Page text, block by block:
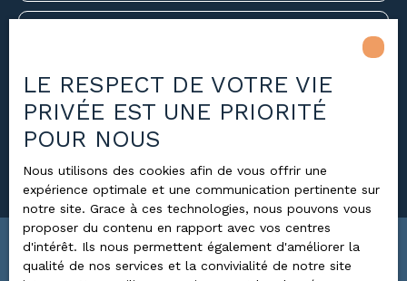
Loyer max (€/mois)
Surface min (m²)
Rechercher
Trier par
ALERTE MAIL
LE RESPECT DE VOTRE VIE
PRIVÉE EST UNE PRIORITÉ
POUR NOUS
Nous utilisons des cookies afin de vous offrir une
expérience optimale et une communication pertinente sur
notre site. Grace à ces technologies, nous pouvons vous
proposer du contenu en rapport avec vos centres
d'intérêt. Ils nous permettent également d'améliorer la
qualité de nos services et la convivialité de notre site